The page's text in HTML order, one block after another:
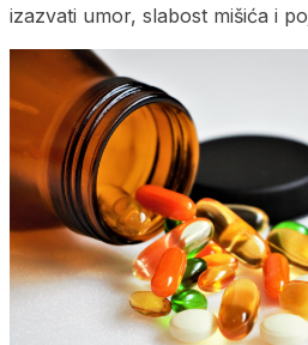
izazvati umor, slabost mišića i